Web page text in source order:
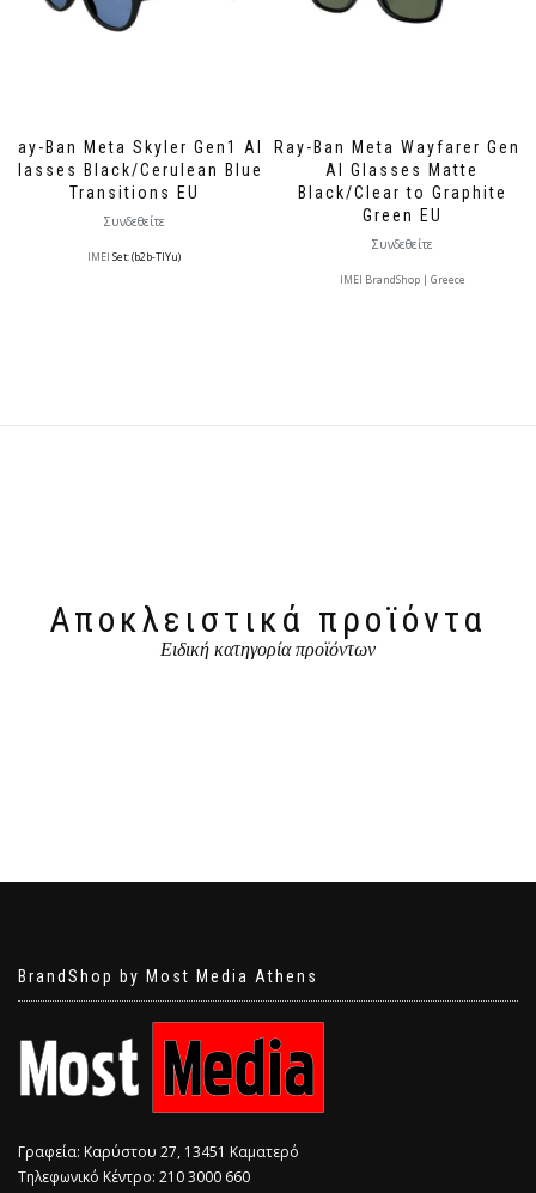
Ray-Ban Meta Skyler Gen1 AI
Glasses Black/Cerulean Blue
Transitions EU
Συνδεθείτε
IMEI Set: (b2b-TlYu)
Ray-Ban Meta Wayfarer Gen1
AI Glasses Matte
Black/Clear to Graphite
Green EU
Συνδεθείτε
IMEI BrandShop | Greece
Αποκλειστικά προϊόντα
Ειδική κατηγορία προϊόντων
BrandShop by Most Media Athens
Γραφεία: Καρύστου 27, 13451 Καματερό
Τηλεφωνικό Κέντρο: 210 3000 660